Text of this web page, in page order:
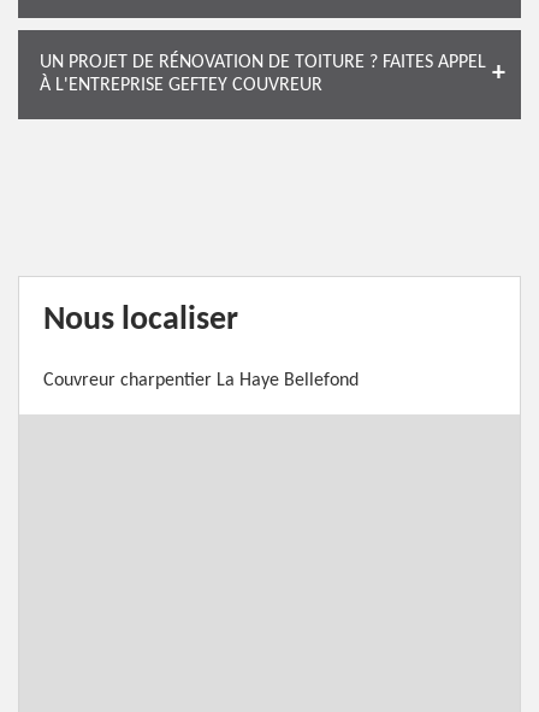
UN PROJET DE RÉNOVATION DE TOITURE ? FAITES APPEL
À L'ENTREPRISE GEFTEY COUVREUR
Nous localiser
Couvreur charpentier La Haye Bellefond